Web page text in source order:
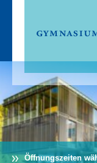
Öffnungszeiten